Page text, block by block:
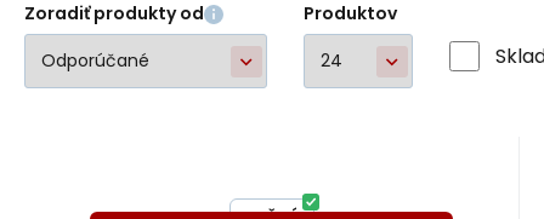
Zoradiť produkty od Produktov
Kód:A49126
Záruka24 mesiacov
Skladom 1 ks